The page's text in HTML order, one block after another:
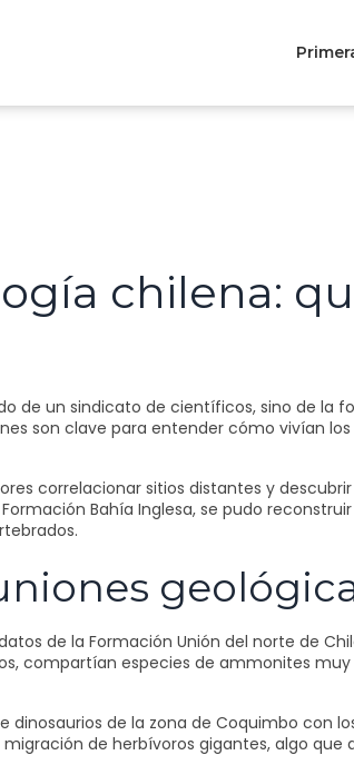
chilena:
de un sindicato de científicos, sino de la
son clave para entender cómo vivían
correlacionar sitios distantes y
Bahía Inglesa, se pudo
de la Formación Unión del norte de
compartían especies de ammonites
de la zona de Coquimbo con
de herbívoros gigantes, algo que